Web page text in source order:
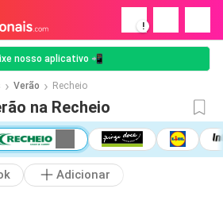
!
nosso aplicativo 📲
Verão Recheio
na Recheio
Adicionar